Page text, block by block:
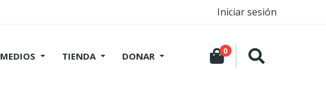
Iniciar sesión
MEDIOS TIENDA DONAR 0